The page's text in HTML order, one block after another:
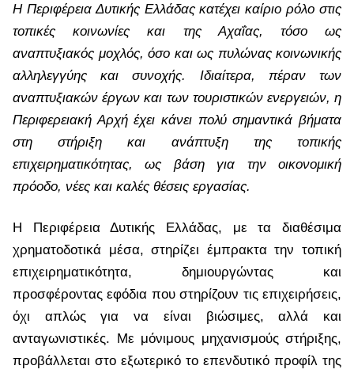
Η Περιφέρεια Δυτικής Ελλάδας κατέχει καίριο ρόλο στις
τοπικές κοινωνίες και της Αχαΐας, τόσο ως
αναπτυξιακός μοχλός, όσο και ως πυλώνας κοινωνικής
αλληλεγγύης και συνοχής. Ιδιαίτερα, πέραν των
αναπτυξιακών έργων και των τουριστικών ενεργειών, η
Περιφερειακή Αρχή έχει κάνει πολύ σημαντικά βήματα
στη στήριξη και ανάπτυξη της τοπικής
επιχειρηματικότητας, ως βάση για την οικονομική
πρόοδο, νέες και καλές θέσεις εργασίας.
Η Περιφέρεια Δυτικής Ελλάδας, με τα διαθέσιμα
χρηματοδοτικά μέσα, στηρίζει έμπρακτα την τοπική
επιχειρηματικότητα, δημιουργώντας και
προσφέροντας εφόδια που στηρίζουν τις επιχειρήσεις,
όχι απλώς για να είναι βιώσιμες, αλλά και
ανταγωνιστικές. Με μόνιμους μηχανισμούς στήριξης,
προβάλλεται στο εξωτερικό το επενδυτικό προφίλ της